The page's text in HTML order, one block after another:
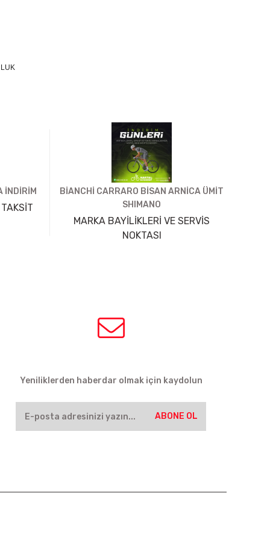
İNDİRİM
BİANCHİ CARRARO BİSAN ARNİCA ÜMİT
SHIMANO
MARKA BAYİLİKLERİ VE SERVİS
NOKTASI
Yeniliklerden haberdar olmak için kaydolun
ABONE OL